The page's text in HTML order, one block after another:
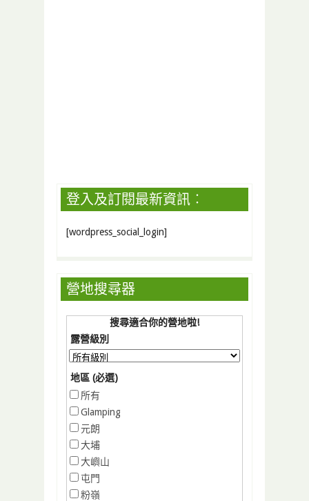
登入及訂閱最新資訊︰
[wordpress_social_login]
營地搜尋器
搜尋適合你的營地啦!
露營級別
地區 (必選)
所有
Glamping
元朗
大埔
大嶼山
屯門
粉嶺